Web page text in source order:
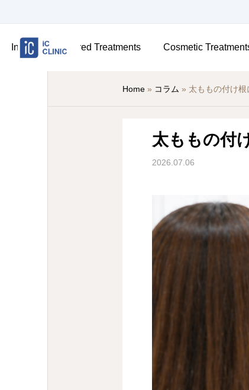
Insurance-Covered Treatments Cosmetic
Home » コラム » 太ももの付け
太ももの付
2026.07.06